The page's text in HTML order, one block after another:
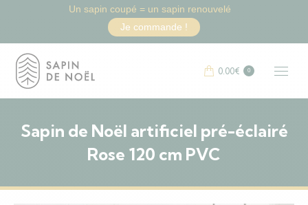
0.00€ 0
Sapin de Noël artificiel pré-éclairé
Rose 120 cm PVC
Un sapin coupé = un sapin renouvelé
Je commande !